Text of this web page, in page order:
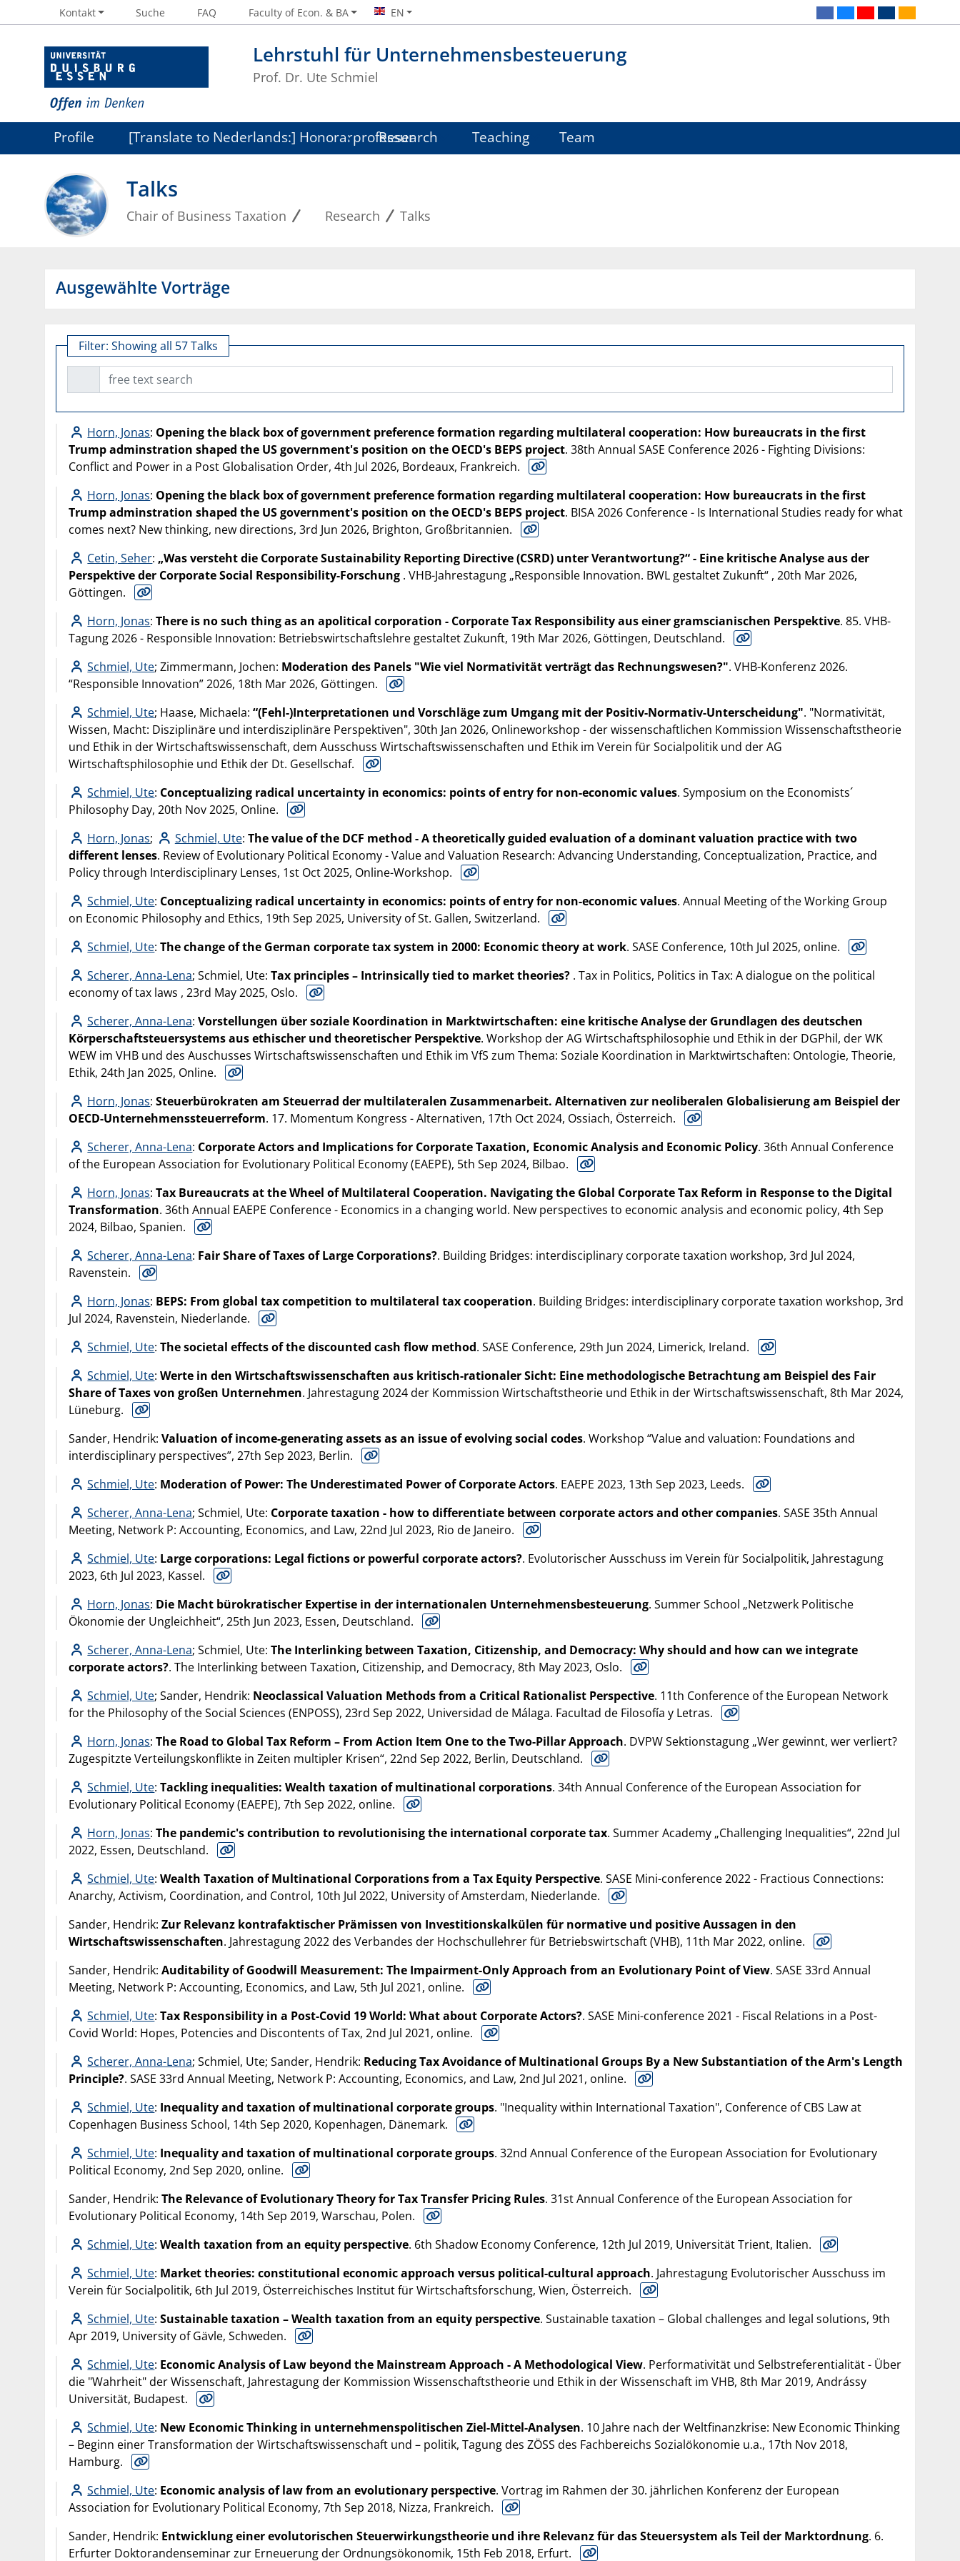
Lehrstuhl für Unternehmensbesteuerung
Prof. Dr. Ute Schmiel
Kontakt Suche FAQ Faculty of Econ. & BA EN
Profile [Translate to Nederlands:] Honorarprofessur
Research Teaching Team
Talks
Chair of Business Taxation Research Talks
Ausgewählte Vorträge
Filter: Showing all 57 Talks
free text search
Horn, Jonas: Opening the black box of government preference formation regarding multilateral cooperation: How bureaucrats in the first
Trump adminstration shaped the US government's position on the OECD's BEPS project. 38th Annual SASE Conference 2026 - Fighting Divisions:
Conflict and Power in a Post Globalisation Order, 4th Jul 2026, Bordeaux, Frankreich.
Horn, Jonas: Opening the black box of government preference formation regarding multilateral cooperation: How bureaucrats in the first
Trump adminstration shaped the US government's position on the OECD's BEPS project. BISA 2026 Conference - Is International Studies ready for what
comes next? New thinking, new directions, 3rd Jun 2026, Brighton, Großbritannien.
Cetin, Seher: „Was versteht die Corporate Sustainability Reporting Directive (CSRD) unter Verantwortung?“ - Eine kritische Analyse aus der
Perspektive der Corporate Social Responsibility-Forschung . VHB-Jahrestagung „Responsible Innovation. BWL gestaltet Zukunft“ , 20th Mar 2026,
Göttingen.
Horn, Jonas:There is no such thing as an apolitical corporation - Corporate Tax Responsibility aus einer gramscianischen Perspektive. 85. VHB-
Tagung 2026 - Responsible Innovation: Betriebswirtschaftslehre gestaltet Zukunft, 19th Mar 2026, Göttingen, Deutschland.
Schmiel, Ute; Zimmermann, Jochen: Moderation des Panels "Wie viel Normativität verträgt das Rechnungswesen?". VHB-Konferenz 2026.
“Responsible Innovation” 2026, 18th Mar 2026, Göttingen.
Schmiel, Ute; Haase, Michaela:“(Fehl-)Interpretationen und Vorschläge zum Umgang mit der Positiv-Normativ-Unterscheidung". "Normativität,
Wissen, Macht: Disziplinäre und interdisziplinäre Perspektiven", 30th Jan 2026, Onlineworkshop - der wissenschaftlichen Kommission Wissenschaftstheorie
und Ethik in der Wirtschaftswissenschaft, dem Ausschuss Wirtschaftswissenschaften und Ethik im Verein für Socialpolitik und der AG
Wirtschaftsphilosophie und Ethik der Dt. Gesellschaf.
Schmiel, Ute: Conceptualizing radical uncertainty in economics: points of entry for non-economic values. Symposium on the Economists´
Philosophy Day, 20th Nov 2025, Online.
Horn, Jonas; Schmiel, Ute: The value of the DCF method - A theoretically guided evaluation of a dominant valuation practice with two
different lenses. Review of Evolutionary Political Economy - Value and Valuation Research: Advancing Understanding, Conceptualization, Practice, and
Policy through Interdisciplinary Lenses, 1st Oct 2025, Online-Workshop.
Schmiel, Ute: Conceptualizing radical uncertainty in economics: points of entry for non-economic values. Annual Meeting of the Working Group
on Economic Philosophy and Ethics, 19th Sep 2025, University of St. Gallen, Switzerland.
Schmiel, Ute:The change of the German corporate tax system in 2000: Economic theory at work. SASE Conference, 10th Jul 2025, online.
Scherer, Anna-Lena; Schmiel, Ute:Tax principles – Intrinsically tied to market theories? . Tax in Politics, Politics in Tax: A dialogue on the political
economy of tax laws , 23rd May 2025, Oslo.
Scherer, Anna-Lena:Vorstellungen über soziale Koordination in Marktwirtschaften: eine kritische Analyse der Grundlagen des deutschen
Körperschaftsteuersystems aus ethischer und theoretischer Perspektive. Workshop der AG Wirtschaftsphilosophie und Ethik in der DGPhil, der WK
WEW im VHB und des Auschusses Wirtschaftswissenschaften und Ethik im VfS zum Thema: Soziale Koordination in Marktwirtschaften: Ontologie, Theorie,
Ethik, 24th Jan 2025, Online.
Horn, Jonas:Steuerbürokraten am Steuerrad der multilateralen Zusammenarbeit. Alternativen zur neoliberalen Globalisierung am Beispiel der
OECD-Unternehmenssteuerreform. 17. Momentum Kongress - Alternativen, 17th Oct 2024, Ossiach, Österreich.
Scherer, Anna-Lena: Corporate Actors and Implications for Corporate Taxation, Economic Analysis and Economic Policy. 36th Annual Conference
of the European Association for Evolutionary Political Economy (EAEPE), 5th Sep 2024, Bilbao.
Horn, Jonas:Tax Bureaucrats at the Wheel of Multilateral Cooperation. Navigating the Global Corporate Tax Reform in Response to the Digital
Transformation. 36th Annual EAEPE Conference - Economics in a changing world. New perspectives to economic analysis and economic policy, 4th Sep
2024, Bilbao, Spanien.
Scherer, Anna-Lena: Fair Share of Taxes of Large Corporations?. Building Bridges: interdisciplinary corporate taxation workshop, 3rd Jul 2024,
Ravenstein.
Horn, Jonas: BEPS: From global tax competition to multilateral tax cooperation. Building Bridges: interdisciplinary corporate taxation workshop, 3rd
Jul 2024, Ravenstein, Niederlande.
Schmiel, Ute:The societal effects of the discounted cash flow method. SASE Conference, 29th Jun 2024, Limerick, Ireland.
Schmiel, Ute:Werte in den Wirtschaftswissenschaften aus kritisch-rationaler Sicht: Eine methodologische Betrachtung am Beispiel des Fair
Share of Taxes von großen Unternehmen. Jahrestagung 2024 der Kommission Wirtschaftstheorie und Ethik in der Wirtschaftswissenschaft, 8th Mar 2024,
Lüneburg.
Sander, Hendrik: Valuation of income-generating assets as an issue of evolving social codes. Workshop “Value and valuation: Foundations and
interdisciplinary perspectives”, 27th Sep 2023, Berlin.
Schmiel, Ute: Moderation of Power: The Underestimated Power of Corporate Actors. EAEPE 2023, 13th Sep 2023, Leeds.
Scherer, Anna-Lena; Schmiel, Ute: Corporate taxation - how to differentiate between corporate actors and other companies. SASE 35th Annual
Meeting, Network P: Accounting, Economics, and Law, 22nd Jul 2023, Rio de Janeiro.
Schmiel, Ute: Large corporations: Legal fictions or powerful corporate actors?. Evolutorischer Ausschuss im Verein für Socialpolitik, Jahrestagung
2023, 6th Jul 2023, Kassel.
Horn, Jonas: Die Macht bürokratischer Expertise in der internationalen Unternehmensbesteuerung. Summer School „Netzwerk Politische
Ökonomie der Ungleichheit“, 25th Jun 2023, Essen, Deutschland.
Scherer, Anna-Lena; Schmiel, Ute:The Interlinking between Taxation, Citizenship, and Democracy: Why should and how can we integrate
corporate actors?. The Interlinking between Taxation, Citizenship, and Democracy, 8th May 2023, Oslo.
Schmiel, Ute; Sander, Hendrik: Neoclassical Valuation Methods from a Critical Rationalist Perspective. 11th Conference of the European Network
for the Philosophy of the Social Sciences (ENPOSS), 23rd Sep 2022, Universidad de Málaga. Facultad de Filosofía y Letras.
Horn, Jonas:The Road to Global Tax Reform – From Action Item One to the Two-Pillar Approach. DVPW Sektionstagung „Wer gewinnt, wer verliert?
Zugespitzte Verteilungskonflikte in Zeiten multipler Krisen“, 22nd Sep 2022, Berlin, Deutschland.
Schmiel, Ute:Tackling inequalities: Wealth taxation of multinational corporations. 34th Annual Conference of the European Association for
Evolutionary Political Economy (EAEPE), 7th Sep 2022, online.
Horn, Jonas:The pandemic's contribution to revolutionising the international corporate tax. Summer Academy „Challenging Inequalities“, 22nd Jul
2022, Essen, Deutschland.
Schmiel, Ute:Wealth Taxation of Multinational Corporations from a Tax Equity Perspective. SASE Mini-conference 2022 - Fractious Connections:
Anarchy, Activism, Coordination, and Control, 10th Jul 2022, University of Amsterdam, Niederlande.
Sander, Hendrik: Zur Relevanz kontrafaktischer Prämissen von Investitionskalkülen für normative und positive Aussagen in den
Wirtschaftswissenschaften. Jahrestagung 2022 des Verbandes der Hochschullehrer für Betriebswirtschaft (VHB), 11th Mar 2022, online.
Sander, Hendrik: Auditability of Goodwill Measurement: The Impairment-Only Approach from an Evolutionary Point of View. SASE 33rd Annual
Meeting, Network P: Accounting, Economics, and Law, 5th Jul 2021, online.
Schmiel, Ute:Tax Responsibility in a Post-Covid 19 World: What about Corporate Actors?. SASE Mini-conference 2021 - Fiscal Relations in a Post-
Covid World: Hopes, Potencies and Discontents of Tax, 2nd Jul 2021, online.
Scherer, Anna-Lena; Schmiel, Ute; Sander, Hendrik: Reducing Tax Avoidance of Multinational Groups By a New Substantiation of the Arm's Length
Principle?. SASE 33rd Annual Meeting, Network P: Accounting, Economics, and Law, 2nd Jul 2021, online.
Schmiel, Ute: Inequality and taxation of multinational corporate groups. "Inequality within International Taxation", Conference of CBS Law at
Copenhagen Business School, 14th Sep 2020, Kopenhagen, Dänemark.
Schmiel, Ute: Inequality and taxation of multinational corporate groups. 32nd Annual Conference of the European Association for Evolutionary
Political Economy, 2nd Sep 2020, online.
Sander, Hendrik: The Relevance of Evolutionary Theory for Tax Transfer Pricing Rules. 31st Annual Conference of the European Association for
Evolutionary Political Economy, 14th Sep 2019, Warschau, Polen.
Schmiel, Ute:Wealth taxation from an equity perspective. 6th Shadow Economy Conference, 12th Jul 2019, Universität Trient, Italien.
Schmiel, Ute: Market theories: constitutional economic approach versus political-cultural approach. Jahrestagung Evolutorischer Ausschuss im
Verein für Socialpolitik, 6th Jul 2019, Österreichisches Institut für Wirtschaftsforschung, Wien, Österreich.
Schmiel, Ute:Sustainable taxation – Wealth taxation from an equity perspective. Sustainable taxation – Global challenges and legal solutions, 9th
Apr 2019, University of Gävle, Schweden.
Schmiel, Ute: Economic Analysis of Law beyond the Mainstream Approach - A Methodological View. Performativität und Selbstreferentialität - Über
die "Wahrheit" der Wissenschaft, Jahrestagung der Kommission Wissenschaftstheorie und Ethik in der Wissenschaft im VHB, 8th Mar 2019, Andrássy
Universität, Budapest.
Schmiel, Ute: New Economic Thinking in unternehmenspolitischen Ziel-Mittel-Analysen. 10 Jahre nach der Weltfinanzkrise: New Economic Thinking
– Beginn einer Transformation der Wirtschaftswissenschaft und – politik, Tagung des ZÖSS des Fachbereichs Sozialökonomie u.a., 17th Nov 2018,
Hamburg.
Schmiel, Ute: Economic analysis of law from an evolutionary perspective. Vortrag im Rahmen der 30. jährlichen Konferenz der European
Association for Evolutionary Political Economy, 7th Sep 2018, Nizza, Frankreich.
Sander, Hendrik: Entwicklung einer evolutorischen Steuerwirkungstheorie und ihre Relevanz für das Steuersystem als Teil der Marktordnung. 6.
Erfurter Doktorandenseminar zur Erneuerung der Ordnungsökonomik, 15th Feb 2018, Erfurt.